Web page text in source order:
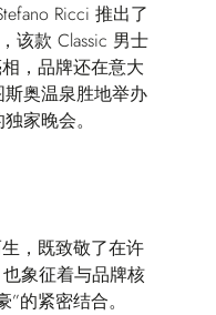
Ricci 推出了
该款 Classic 男士
，品牌还在意大
斯奥温泉胜地举办
家晚会。
，既致敬了在许
象征着与品牌核
的紧密结合。